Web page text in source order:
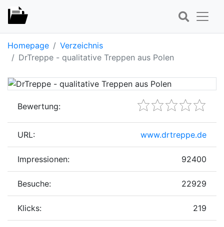
Homepage
Verzeichnis
DrTreppe - qualitative Treppen aus Polen
Bewertung:
URL: www.drtreppe.de
Impressionen: 92400
Besuche: 22929
Klicks: 219